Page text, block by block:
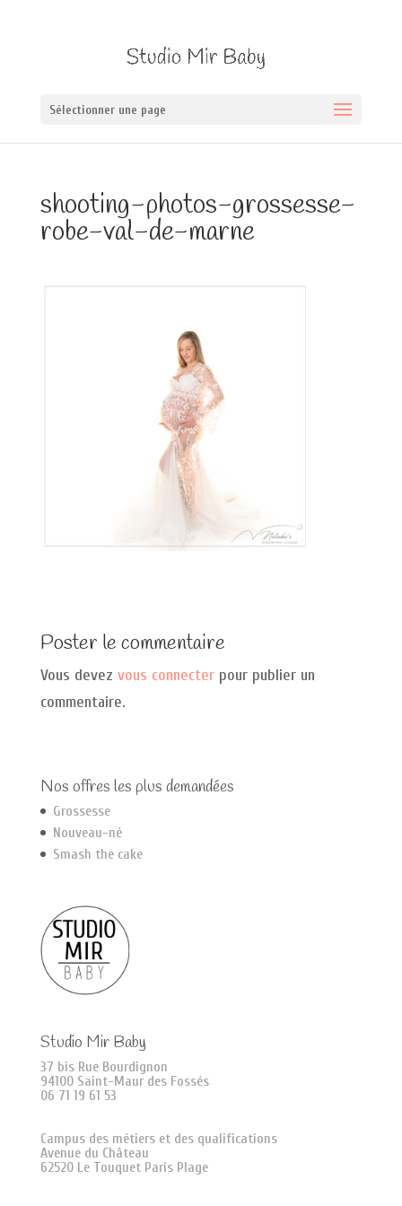
Sélectionner une page
shooting-photos-grossesse-
robe-val-de-marne
Poster le commentaire
Vous devez vous connecterpour publier un
commentaire.
Nos offres les plus demandées
Grossesse
Nouveau-né
Smash the cake
Studio Mir Baby
37 bis Rue Bourdignon
94100 Saint-Maur des Fossés
06 71 19 61 53
Campus des métiers et des qualifications
Avenue du Château
62520 Le Touquet Paris Plage